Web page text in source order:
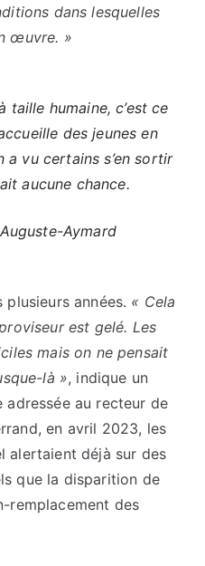
dans lesquelles
œuvre. »
taille humaine, c’est ce
des jeunes en
vu certains s’en sortir
aucune chance.
Aymard
années. « Cela
est gelé. Les
mais on ne pensait
là », indique un
adressée au recteur de
en avril 2023, les
alertaient déjà sur des
que la disparition de
remplacement des